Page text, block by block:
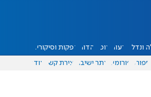
ונדל"ן דעות אוכל יהדות הפקות וסיקורים
ספורט פורומים אתר ישיבה יצירת קשר עוד